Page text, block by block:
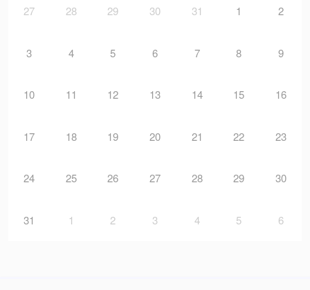
27 28 29 30 31 1 2
3 4 5 6 7 8 9
10 11 12 13 14 15 16
17 18 19 20 21 22 23
24 25 26 27 28 29 30
31 1 2 3 4 5 6